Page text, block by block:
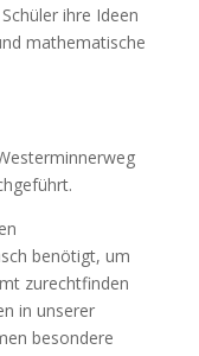
ihre Ideen
mathematische
benötigt, um
zurechtfinden
in unserer
besondere